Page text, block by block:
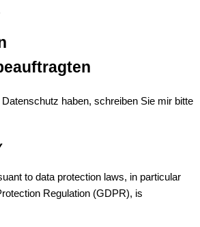
haben, schreiben Sie mir bitte
to data protection laws, in particular
Regulation (GDPR), is